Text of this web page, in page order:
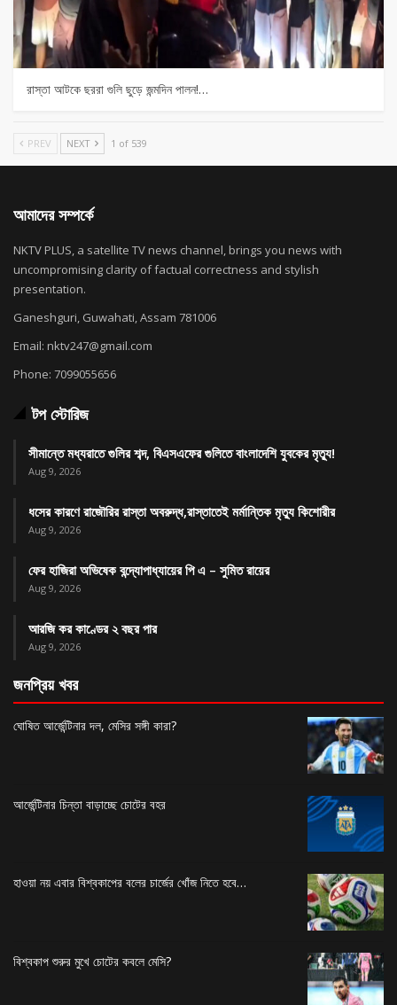
রাস্তা আটকে ছররা গুলি ছুড়ে জন্মদিন পালন!…
PREV NEXT 1 of 539
আমাদের সম্পর্কে
NKTV PLUS, a satellite TV news channel, brings you news with
uncompromising clarity of factual correctness and stylish
presentation.
Ganeshguri, Guwahati, Assam 781006
Email: nktv247@gmail.com
Phone: 7099055656
টপ স্টোরিজ
সীমান্তে মধ্যরাতে গুলির শব্দ, বিএসএফের গুলিতে বাংলাদেশি যুবকের মৃত্যু!
Aug 9, 2026
ধসের কারণে রাজৌরির রাস্তা অবরুদ্ধ,রাস্তাতেই মর্মান্তিক মৃত্যু কিশোরীর
Aug 9, 2026
ফের হাজিরা অভিষেক বন্দ্যোপাধ্যায়ের পি এ – সুমিত রায়ের
Aug 9, 2026
আরজি কর কাণ্ডের ২ বছর পার
Aug 9, 2026
জনপ্রিয় খবর
ঘোষিত আর্জেন্টিনার দল, মেসির সঙ্গী কারা?
আর্জেন্টিনার চিন্তা বাড়াচ্ছে চোটের বহর
হাওয়া নয় এবার বিশ্বকাপের বলের চার্জের খোঁজ নিতে হবে…
বিশ্বকাপ শুরুর মুখে চোটের কবলে মেসি?